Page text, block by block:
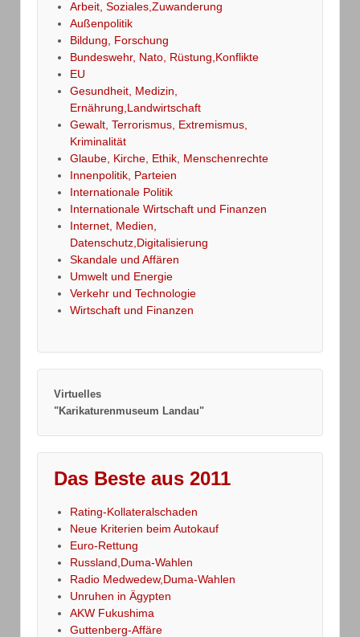
Arbeit, Soziales,Zuwanderung
Außenpolitik
Bildung, Forschung
Bundeswehr, Nato, Rüstung,Konflikte
EU
Gesundheit, Medizin,
Ernährung,Landwirtschaft
Gewalt, Terrorismus, Extremismus,
Kriminalität
Glaube, Kirche, Ethik, Menschenrechte
Innenpolitik, Parteien
Internationale Politik
Internationale Wirtschaft und Finanzen
Internet, Medien,
Datenschutz,Digitalisierung
Skandale und Affären
Umwelt und Energie
Verkehr und Technologie
Wirtschaft und Finanzen
Virtuelles
"Karikaturenmuseum Landau"
Das Beste aus 2011
Rating-Kollateralschaden
Neue Kriterien beim Autokauf
Euro-Rettung
Russland,Duma-Wahlen
Radio Medwedew,Duma-Wahlen
Unruhen in Ägypten
AKW Fukushima
Guttenberg-Affäre